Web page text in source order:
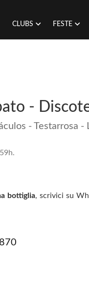
CLUBS FESTE
-
- Testarrosa -
bottiglia, scrivici su